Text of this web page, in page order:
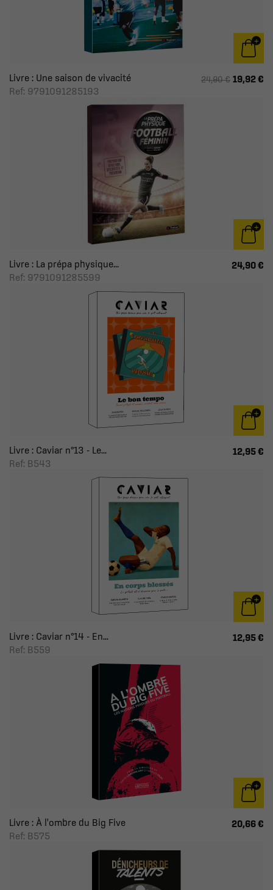
Livre : Une saison de vivacité
Ref: 9791091285193
24,90 € 19,92 €
Livre : La prépa physique...
Ref: 9791091285599
24,90 €
Livre : Caviar n°13 - Le...
Ref: B543
12,95 €
Livre : Caviar n°14 - En...
Ref: B559
12,95 €
Livre : À l'ombre du Big Five
Ref: B575
20,66 €